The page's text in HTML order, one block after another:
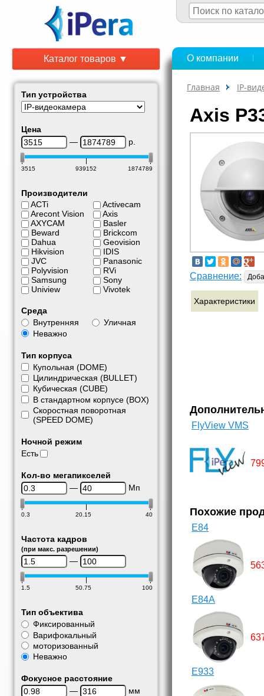
Каталог товаров ▼
Тип устройства
Цена
—
р.
3515 939152 1874789
Производители
ACTi
Arecont Vision
AXYCAM
Beward
Dahua
Hikvision
JVC
Polyvision
Samsung
Uniview
Activecam
Axis
Basler
Brickcom
Geovision
IDIS
Panasonic
RVi
Sony
Vivotek
Среда
Внутренняя
Уличная
Неважно
Тип корпуса
Купольная (DOME)
Цилиндрическая (BULLET)
Кубическая (CUBE)
В стандартном корпусе (BOX)
Скоростная поворотная
(SPEED DOME)
Ночной режим
Есть
Кол-во мегапикселей
—
Мп
0.3 20.15 40
Частота кадров
(при макс. разрешении)
—
1.5 50.75 100
Тип объектива
Фиксированный
Варифокальный
моторизованный
Неважно
Фокусное расстояние
—
мм
О компании
Главная IP-
Axis
Сравнение:
Характеристики
FlyView VMS
Похожие
E84
E84A
E933